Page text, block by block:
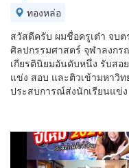
ทองหล่อ
สวัสดีครับ ผมชื่อครูเต๋า จบ
ศิลปกรรมศาสตร์ จุฬาลงก
เกียรตินิยมอันดับหนึ่ง รับสอ
แข่ง สอบ และติวเข้ามหาวิ
ประสบการณ์ส่งนักเรียนแข่